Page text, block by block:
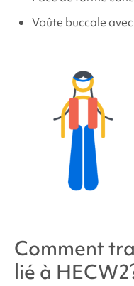
Voûte buccale
Comment
lié à HECW2